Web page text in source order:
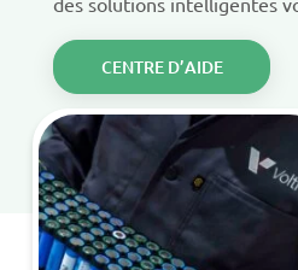
CENTRE D’AIDE